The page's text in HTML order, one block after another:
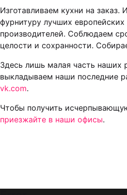
Изготавливаем кухни на заказ.
фурнитуру лучших
производителей. Соблюдаем
целости и сохранности.
Здесь лишь малая часть наших
выкладываем наши последние
vk.com.
Чтобы получить
приезжайте в наши офисы.